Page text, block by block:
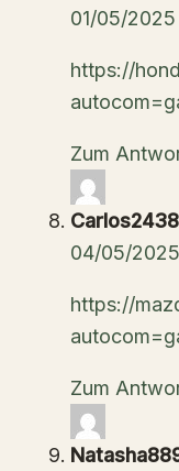
01/05/
https://
Zum
Carlos2438
04/05/
https://
Zum